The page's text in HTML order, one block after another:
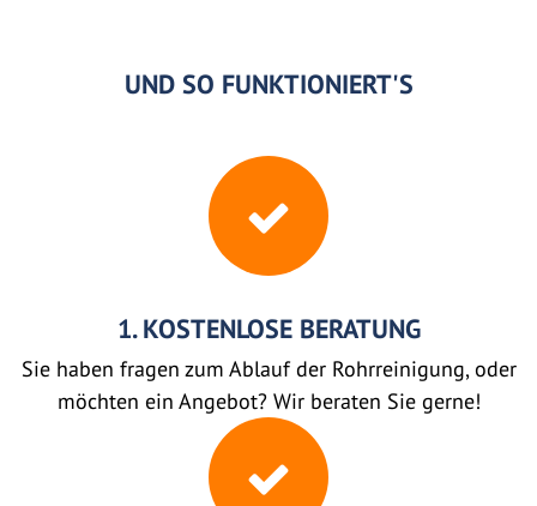
UND SO FUNKTIONIERT'S
1. KOSTENLOSE BERATUNG
Sie haben fragen zum Ablauf der Rohrreinigung, oder
möchten ein Angebot? Wir beraten Sie gerne!